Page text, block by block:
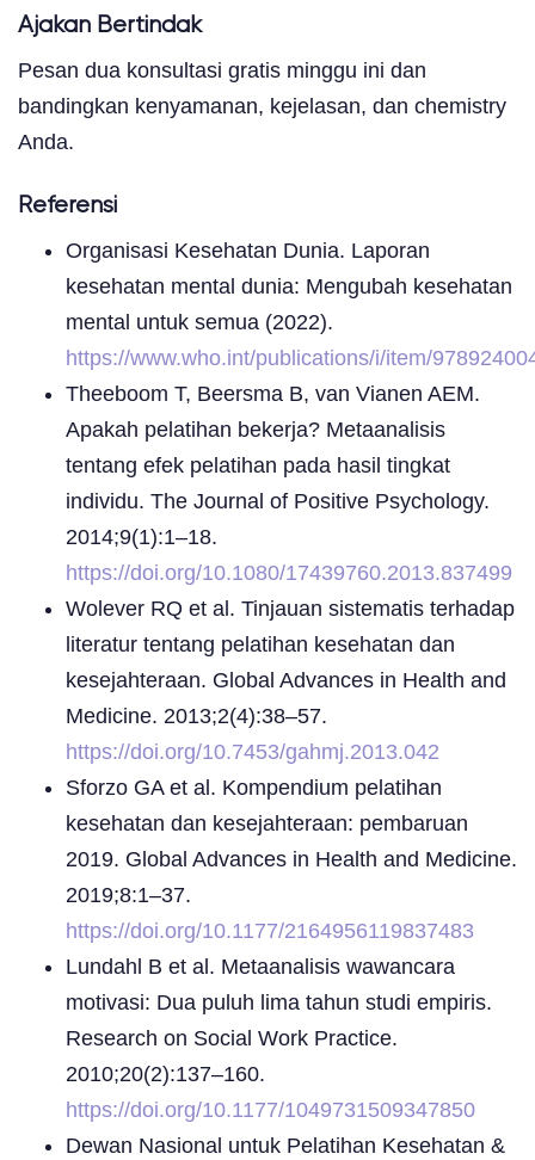
Ajakan Bertindak
Pesan dua konsultasi gratis minggu ini dan
bandingkan kenyamanan, kejelasan, dan chemistry
Anda.
Referensi
Organisasi Kesehatan Dunia. Laporan
kesehatan mental dunia: Mengubah kesehatan
mental untuk semua (2022).
https://www.who.int/publications/i/item/
Theeboom T, Beersma B, van Vianen AEM.
Apakah pelatihan bekerja? Metaanalisis
tentang efek pelatihan pada hasil tingkat
individu. The Journal of Positive Psychology.
2014;9(1):1–18.
https://doi.org/10.1080/17439760.2013.837499
Wolever RQ et al. Tinjauan sistematis terhadap
literatur tentang pelatihan kesehatan dan
kesejahteraan. Global Advances in Health and
Medicine. 2013;2(4):38–57.
https://doi.org/10.7453/gahmj.2013.042
Sforzo GA et al. Kompendium pelatihan
kesehatan dan kesejahteraan: pembaruan
2019. Global Advances in Health and Medicine.
2019;8:1–37.
https://doi.org/10.1177/2164956119837483
Lundahl B et al. Metaanalisis wawancara
motivasi: Dua puluh lima tahun studi empiris.
Research on Social Work Practice.
2010;20(2):137–160.
https://doi.org/10.1177/1049731509347850
Dewan Nasional untuk Pelatihan Kesehatan &